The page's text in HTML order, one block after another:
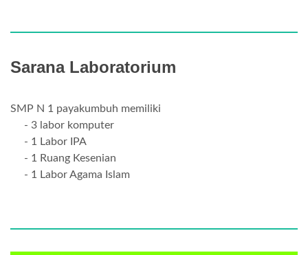
Sarana Laboratorium
SMP N 1 payakumbuh memiliki
- 3 labor komputer
- 1 Labor IPA
- 1 Ruang Kesenian
- 1 Labor Agama Islam